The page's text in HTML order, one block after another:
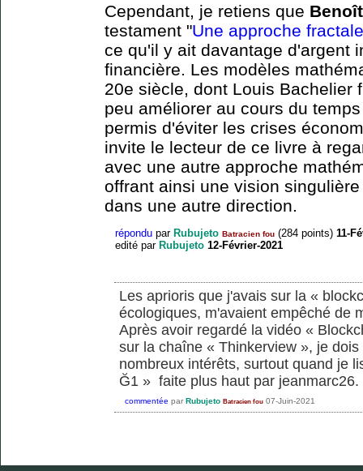
Cependant, je retiens que
testament "Une approche
ce qu'il y ait davantage d'argent
financière. Les modèles
20e siècle, dont Louis Bachelier
peu améliorer au cours du
permis d'éviter les crises
invite le lecteur de ce livre à
avec une autre approche
offrant ainsi une vision
dans une autre direction.
répondu par Rubujeto Batracien fou (284 points) 11-
edité par Rubujeto 12-Février-2021
Les aprioris que j'avais sur la «
écologiques, m'avaient empêché de
Après avoir regardé la vidéo «
sur la chaîne « Thinkerview », je
nombreux intérêts, surtout quand je
Ğ1 » faite plus haut par
commentée par Rubujeto Batracien fou 07-Juin-2021